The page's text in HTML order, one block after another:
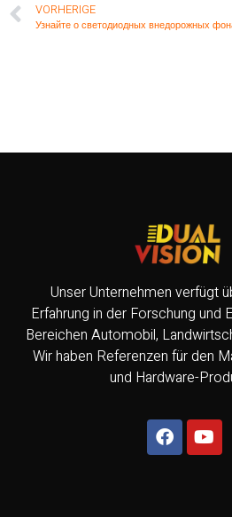
VORHERIGE
Узнайте о светодиодных внедорожных
Unser Unternehmen verfügt
Erfahrung in der Forschung und
Bereichen Automobil,
Wir haben Referenzen für den
und Hardware-